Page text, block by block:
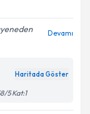
Devamı
Haritada Göster
5 Kat:1